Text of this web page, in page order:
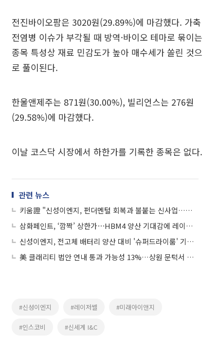
전진바이오팜은 3020원(29.89%)에 마감했다. 가축
전염병 이슈가 부각될 때 방역·바이오 테마로 묶이는
종목 특성상 재료 민감도가 높아 매수세가 쏠린 것으
로 풀이된다.
한울앤제주는 871원(30.00%), 빌리언스는 276원
(29.58%)에 마감했다.
이날 코스닥 시장에서 하한가를 기록한 종목은 없다.
관련 뉴스
키움證 "신성이엔지, 펀더멘털 회복과 불붙는 신사업…목표가↑"
삼화페인트, ‘깜짝’ 상한가⋯HBM4 양산 기대감에 레이저쎌ㆍ하이딥ㆍ아이엠티 등 ‘上’
신성이엔지, 전고체 배터리 양산 대비 '슈퍼드라이룸' 기술 확보
美 클래리티 법안 연내 통과 가능성 13%…상원 문턱서 제동
#신성이엔지 #레이저쎌 #미래아이앤지
#인스코비 #신세계 I&C